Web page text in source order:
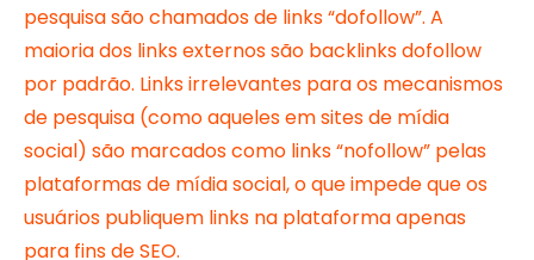
pesquisa são chamados de links “dofollow”. A
maioria dos links externos são backlinks dofollow
por padrão. Links irrelevantes para os mecanismos
de pesquisa (como aqueles em sites de mídia
social) são marcados como links “nofollow” pelas
plataformas de mídia social, o que impede que os
usuários publiquem links na plataforma apenas
para fins de SEO.